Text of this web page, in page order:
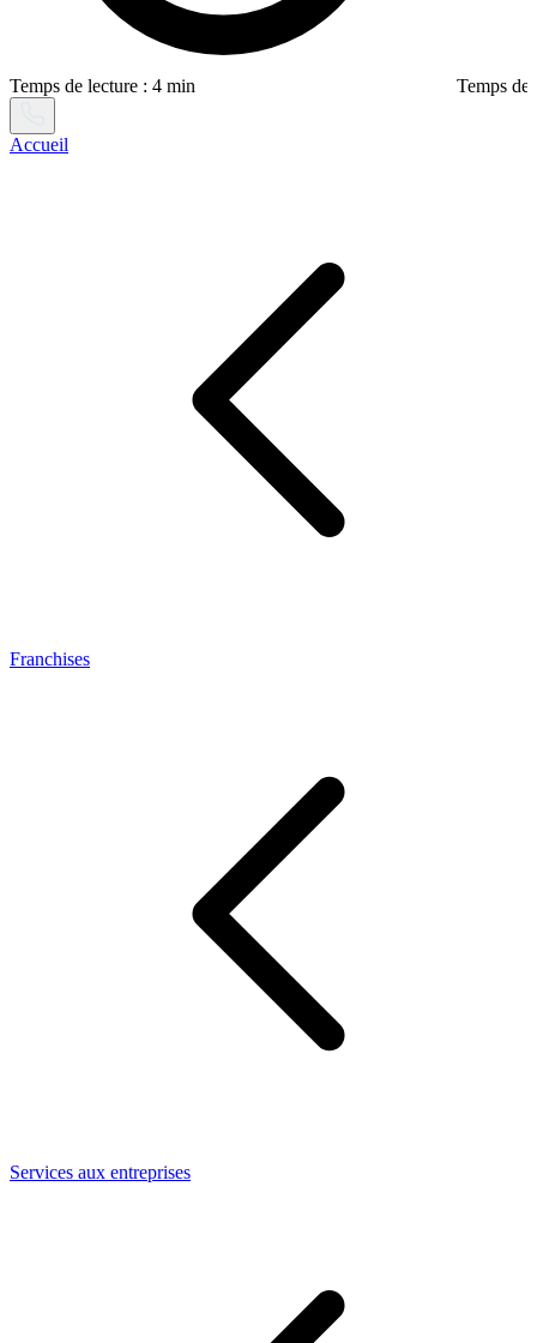
Temps de lecture : 4 min Temps de
Accueil
Franchises
Services aux entreprises